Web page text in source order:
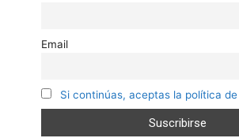
Email
Si continúas, aceptas la política